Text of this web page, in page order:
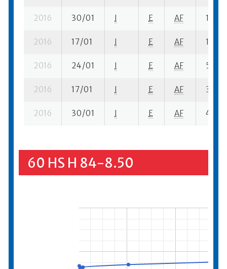
2016 30/01 I E AF 1 se-
2016 17/01 I E AF 1 se-
2016 24/01 I E AF 5 se-
2016 17/01 I E AF 3 se-
2016 30/01 I E AF 4 se-
60 HS H 84-8.50